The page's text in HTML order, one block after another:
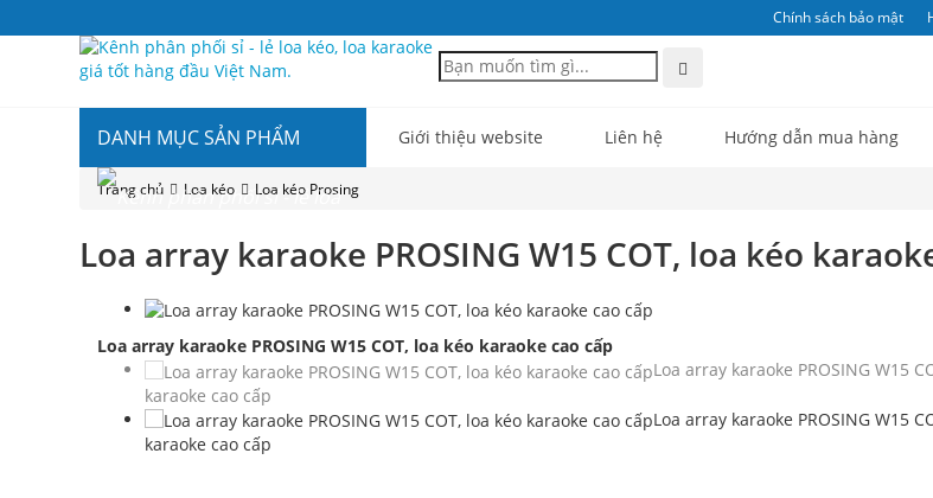
Chính sách bảo mật
DANH MỤC SẢN PHẨM Giới thiệu website Liên hệ Hướng dẫn mua hàng
Trang chủ Loa kéo Loa kéo Prosing
Loa array karaoke PROSING W15 COT, loa kéo
Loa array karaoke PROSING W15 COT, loa kéo karaoke cao cấp
Loa array karaoke PROSING W15
karaoke cao cấp
Loa array karaoke PROSING W15
karaoke cao cấp